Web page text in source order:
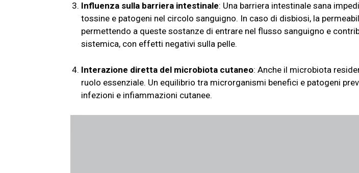
Influenza sulla barriera intestinale: Una barriera intestinale sana
tossine e patogeni nel circolo sanguigno. In caso di disbiosi, la
permettendo a queste sostanze di entrare nel flusso sanguigno e
sistemica, con effetti negativi sulla pelle.
Interazione diretta del microbiota cutaneo: Anche il microbiota
ruolo essenziale. Un equilibrio tra microrganismi benefici e patogeni
infezioni e infiammazioni cutanee.